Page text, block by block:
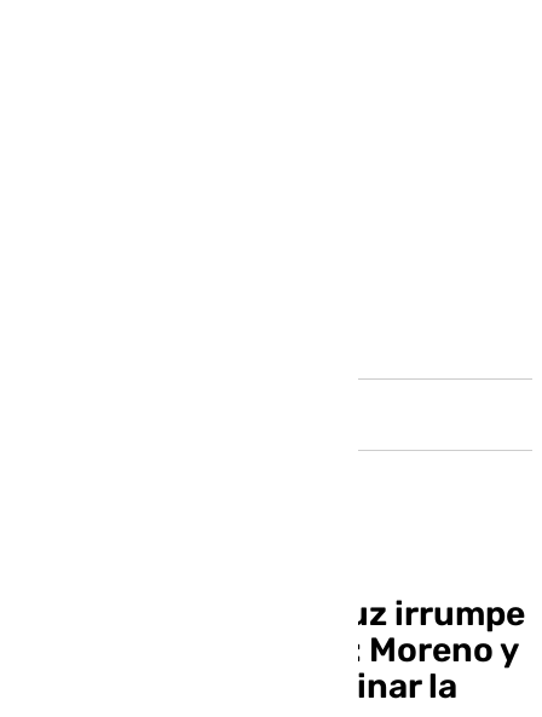
El ring político andaluz irrumpe
en la semana del 28F: Moreno y
Montero buscan dominar la